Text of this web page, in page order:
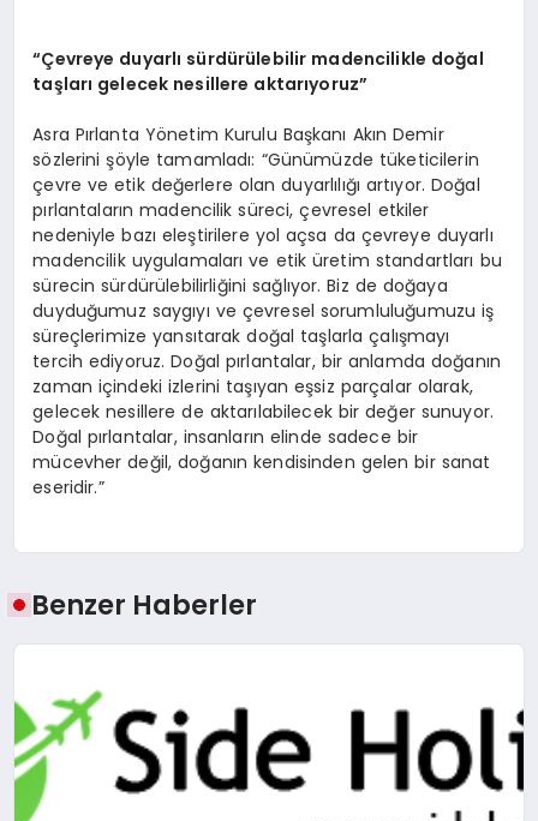
“Çevreye duyarlı sürdürülebilir madencilikle doğal
taşları gelecek nesillere aktarıyoruz”
Asra Pırlanta Yönetim Kurulu Başkanı Akın Demir
sözlerini şöyle tamamladı: “Günümüzde tüketicilerin
çevre ve etik değerlere olan duyarlılığı artıyor. Doğal
pırlantaların madencilik süreci, çevresel etkiler
nedeniyle bazı eleştirilere yol açsa da çevreye duyarlı
madencilik uygulamaları ve etik üretim standartları bu
sürecin sürdürülebilirliğini sağlıyor. Biz de doğaya
duyduğumuz saygıyı ve çevresel sorumluluğumuzu iş
süreçlerimize yansıtarak doğal taşlarla çalışmayı
tercih ediyoruz. Doğal pırlantalar, bir anlamda doğanın
zaman içindeki izlerini taşıyan eşsiz parçalar olarak,
gelecek nesillere de aktarılabilecek bir değer sunuyor.
Doğal pırlantalar, insanların elinde sadece bir
mücevher değil, doğanın kendisinden gelen bir sanat
eseridir.”
Benzer Haberler